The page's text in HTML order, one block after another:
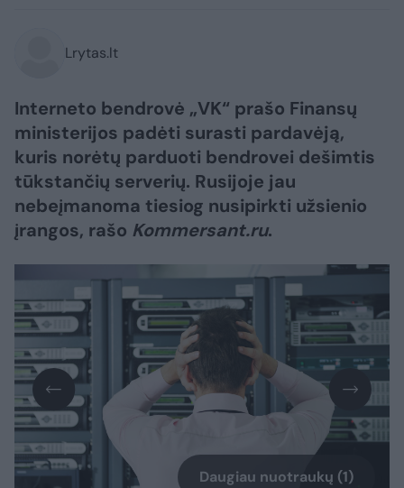
Lrytas.lt
Interneto bendrovė „VK“ prašo Finansų
ministerijos padėti surasti pardavėją,
kuris norėtų parduoti bendrovei dešimtis
tūkstančių serverių. Rusijoje jau
nebeįmanoma tiesiog nusipirkti užsienio
įrangos, rašo Kommersant.ru.
Daugiau nuotraukų (1)